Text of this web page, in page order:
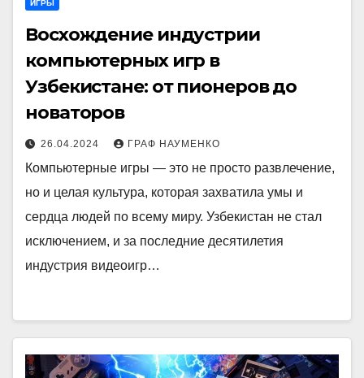
ИГРЫ
Восхождение индустрии
компьютерных игр в
Узбекистане: от пионеров до
новаторов
26.04.2024 ГРАФ НАУМЕНКО
Компьютерные игры — это не просто развлечение,
но и целая культура, которая захватила умы и
сердца людей по всему миру. Узбекистан не стал
исключением, и за последние десятилетия
индустрия видеоигр…